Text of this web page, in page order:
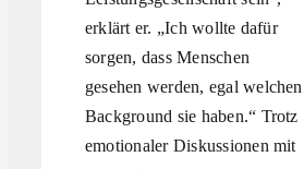
erklärt er. „Ich wollte dafür
sorgen, dass Menschen
gesehen werden, egal welchen
Background sie haben.“ Trotz
emotionaler Diskussionen mit